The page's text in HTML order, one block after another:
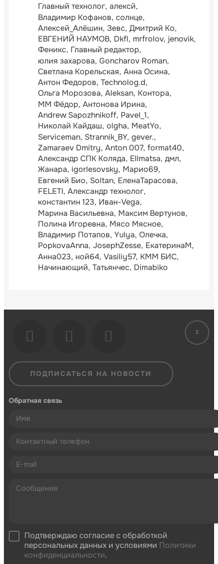
Главный технолог алексй
Владимир Кофанов солнце
Алексей_Алёшин Зевс Дмитрий Ко
ЕВГЕНИЙ НАУМОВ Dkfl mrfrolov jenovik
Феникс Главный редактор
юлия захарова Goncharov Roman
Светлана Корельская Анна Осина
Антон Федоров Technolog.d
Ольга Морозова Aleksan Контора
ММ Фёдор Антонова Ирина
Andrew Sapozhnikoff Pavel_1
Николай Кайдаш olgha MeatYo
Serviceman Strannik_BY gever.
Zamaraev Dmitry Anton 007 format40
Александр СПК Коляда Ellmatsa дмл
Жанара igorlesovsky Марио69
Евгений Био Soltan ЕленаТарасова
FELETI Александр технолог
константин 123 Иван-Vega
Марина Васильевна Максим Вертунов
Полина Игоревна Мясо Мясное
Владимир Потапов Yulya Олечка
PopkovaAnna JosephZesse ЕкатеринаМ
Анна023 ной64 Vasiliy57 КММ БИС
Начинающий Татьянчес Dimabiko
ПОДПИСАТЬСЯ НА НОВОСТИ
Обратная связь
Подтверждаю согласие с обработкой
персональных данных и условиями Политики
конфиденциальности.